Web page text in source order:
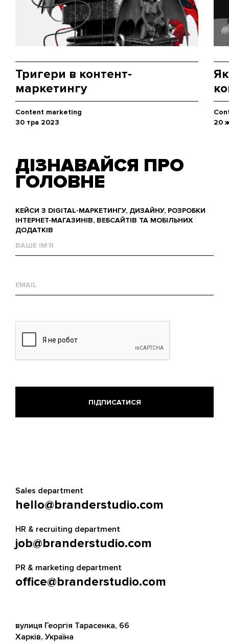
Тригери в контент-
маркетингу
Content marketing
30 тра 2023
20
ДІЗНАВАЙСЯ ПРО
ГОЛОВНЕ
КЕЙСИ З DIGITAL-МАРКЕТИНГУ, ДИЗАЙНУ, РОЗРОБКИ
ІНТЕРНЕТ-МАГАЗИНІВ, ВЕБСАЙТІВ ТА МОБІЛЬНИХ
ДОДАТКІВ
им'я
mail
Sales department
hello@branderstudio.com
HR & recruiting department
job@branderstudio.com
PR & marketing department
office@branderstudio.com
вулиця Георгія Тарасенка, 66
Харків, Україна